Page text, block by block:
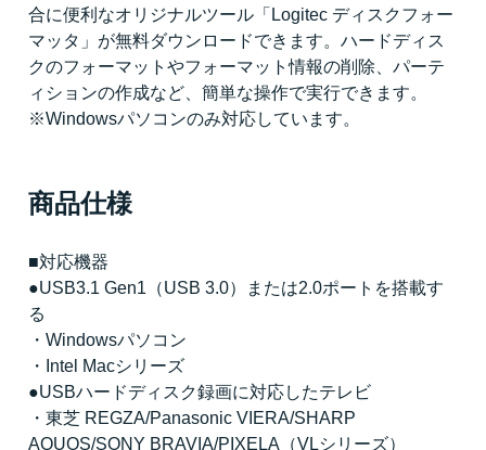
合に便利なオリジナルツール「Logitec ディスクフォー
マッタ」が無料ダウンロードできます。ハードディス
クのフォーマットやフォーマット情報の削除、パーテ
ィションの作成など、簡単な操作で実行できます。
※Windowsパソコンのみ対応しています。
商品仕様
■対応機器
●USB3.1 Gen1（USB 3.0）または2.0ポートを搭載す
る
・Windowsパソコン
・Intel Macシリーズ
●USBハードディスク録画に対応したテレビ
・東芝 REGZA/Panasonic VIERA/SHARP
AQUOS/SONY BRAVIA/PIXELA（VLシリーズ）